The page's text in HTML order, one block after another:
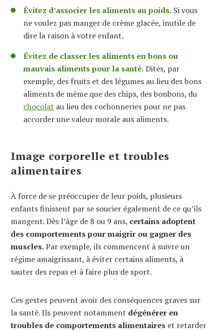
Évitez d’associer les aliments au poids. Si vous
ne voulez pas manger de crème glacée, inutile de
dire la raison à votre enfant.
Évitez de classer les aliments en bons ou
mauvais aliments pour la santé.Dites, par
exemple, des fruits et des légumes au lieu des bons
aliments de même que des chips, des bonbons, du
chocolat au lieu des cochonneries pour ne pas
accorder une valeur morale aux aliments.
Image corporelle et troubles
alimentaires
À force de se préoccuper de leur poids, plusieurs
enfants finissent par se soucier également de ce qu’ils
mangent. Dès l’âge de 8 ou 9 ans, certains adoptent
des comportements pour maigrir ou gagner des
muscles.Par exemple, ils commencent à suivre un
régime amaigrissant, à éviter certains aliments, à
sauter des repas et à faire plus de sport.
Ces gestes peuvent avoir des conséquences graves sur
la santé. Ils peuvent notamment dégénérer en
troubles de comportements alimentaires et retarder